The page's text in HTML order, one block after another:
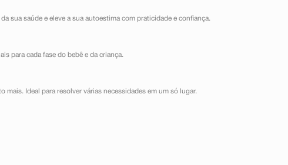
sua saúde e eleve a sua autoestima com praticidade e confiança.
para cada fase do bebê e da criança.
Ideal para resolver várias necessidades em um só lugar.